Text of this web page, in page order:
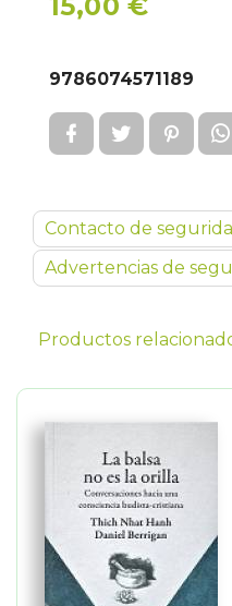
9786074571189
Contacto de
Advertencias de
Productos